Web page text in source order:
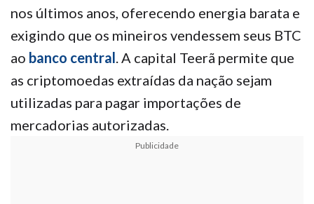
nos últimos anos, oferecendo energia barata e
exigindo que os mineiros vendessem seus BTC
ao banco central. A capital Teerã permite que
as criptomoedas extraídas da nação sejam
utilizadas para pagar importações de
mercadorias autorizadas.
Publicidade